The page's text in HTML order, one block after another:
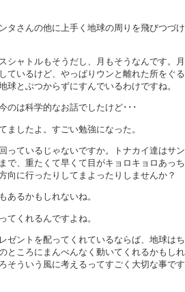
タさんの他に上手く地球の周りを飛びつづ
シャトルもそうだし、月もそうなんです。
ているけど、やっぱりウンと離れた所をぐ
球とぶつからずにすんでいるわけですね。
のは科学的なお話でしたけど･･･
ましたよ。すごい勉強になった。
っているじゃないですか。トナカイ達はサ
で、重たくて早くて目がキョロキョロあっ
向に行ったりしてまよったりしませんか？
あるかもしれないね。
てくれるんですよね。
ゼントを配ってくれているならば、地球はち
ところにまんべんなく動いてくれるかもし
そういう風に考えるってすごく大切な事です